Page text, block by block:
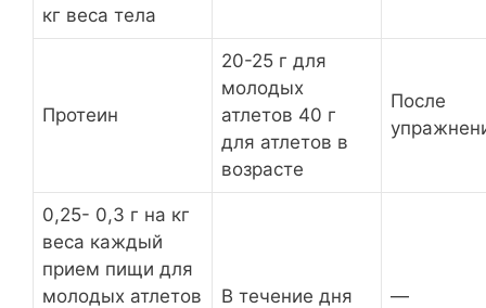
кг веса тела
Протеин
20-25 г для
молодых
атлетов 40 г
для атлетов в
возрасте
После
0,25- 0,3 г на кг
веса каждый
прием пищи для
молодых атлетов
В течение дня —